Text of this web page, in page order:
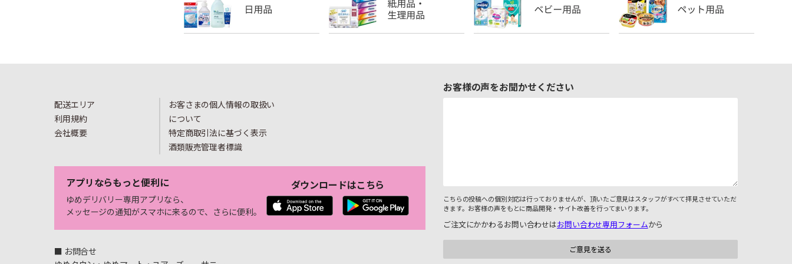
配送エリア
利用規約
会社概要
お客さまの個人情報の取扱い
について
特定商取引法に基づく表示
酒類販売管理者標識
アプリならもっと便利に
ゆめデリバリー専用アプリなら、
メッセージの通知がスマホに来るので、さらに便利。
ダウンロードはこちら
■ お問合せ
お客様の声をお聞かせください
こちらの投稿への個別対応は行っておりませんが、頂いたご意見はスタッフがすべて拝見させていただ
きます。お客様の声をもとに商品開発・サイト改善を行ってまいります。
ご注文にかかわるお問い合わせはお問い合わせ専用フォームから